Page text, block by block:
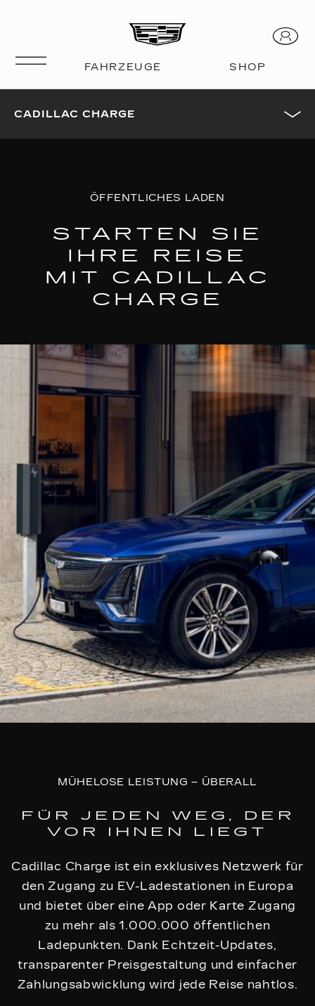
CADILLAC CHARGE
ÖFFENTLICHES LADEN
STARTEN SIE
IHRE REISE
MIT CADILLAC
CHARGE
MÜHELOSE LEISTUNG – ÜBERALL
FÜR JEDEN WEG, DER
VOR IHNEN LIEGT
Cadillac Charge ist ein exklusives Netzwerk für
den Zugang zu EV-Ladestationen in Europa
und bietet über eine App oder Karte Zugang
zu mehr als 1.000.000 öffentlichen
Ladepunkten. Dank Echtzeit-Updates,
transparenter Preisgestaltung und einfacher
Zahlungsabwicklung wird jede Reise nahtlos.